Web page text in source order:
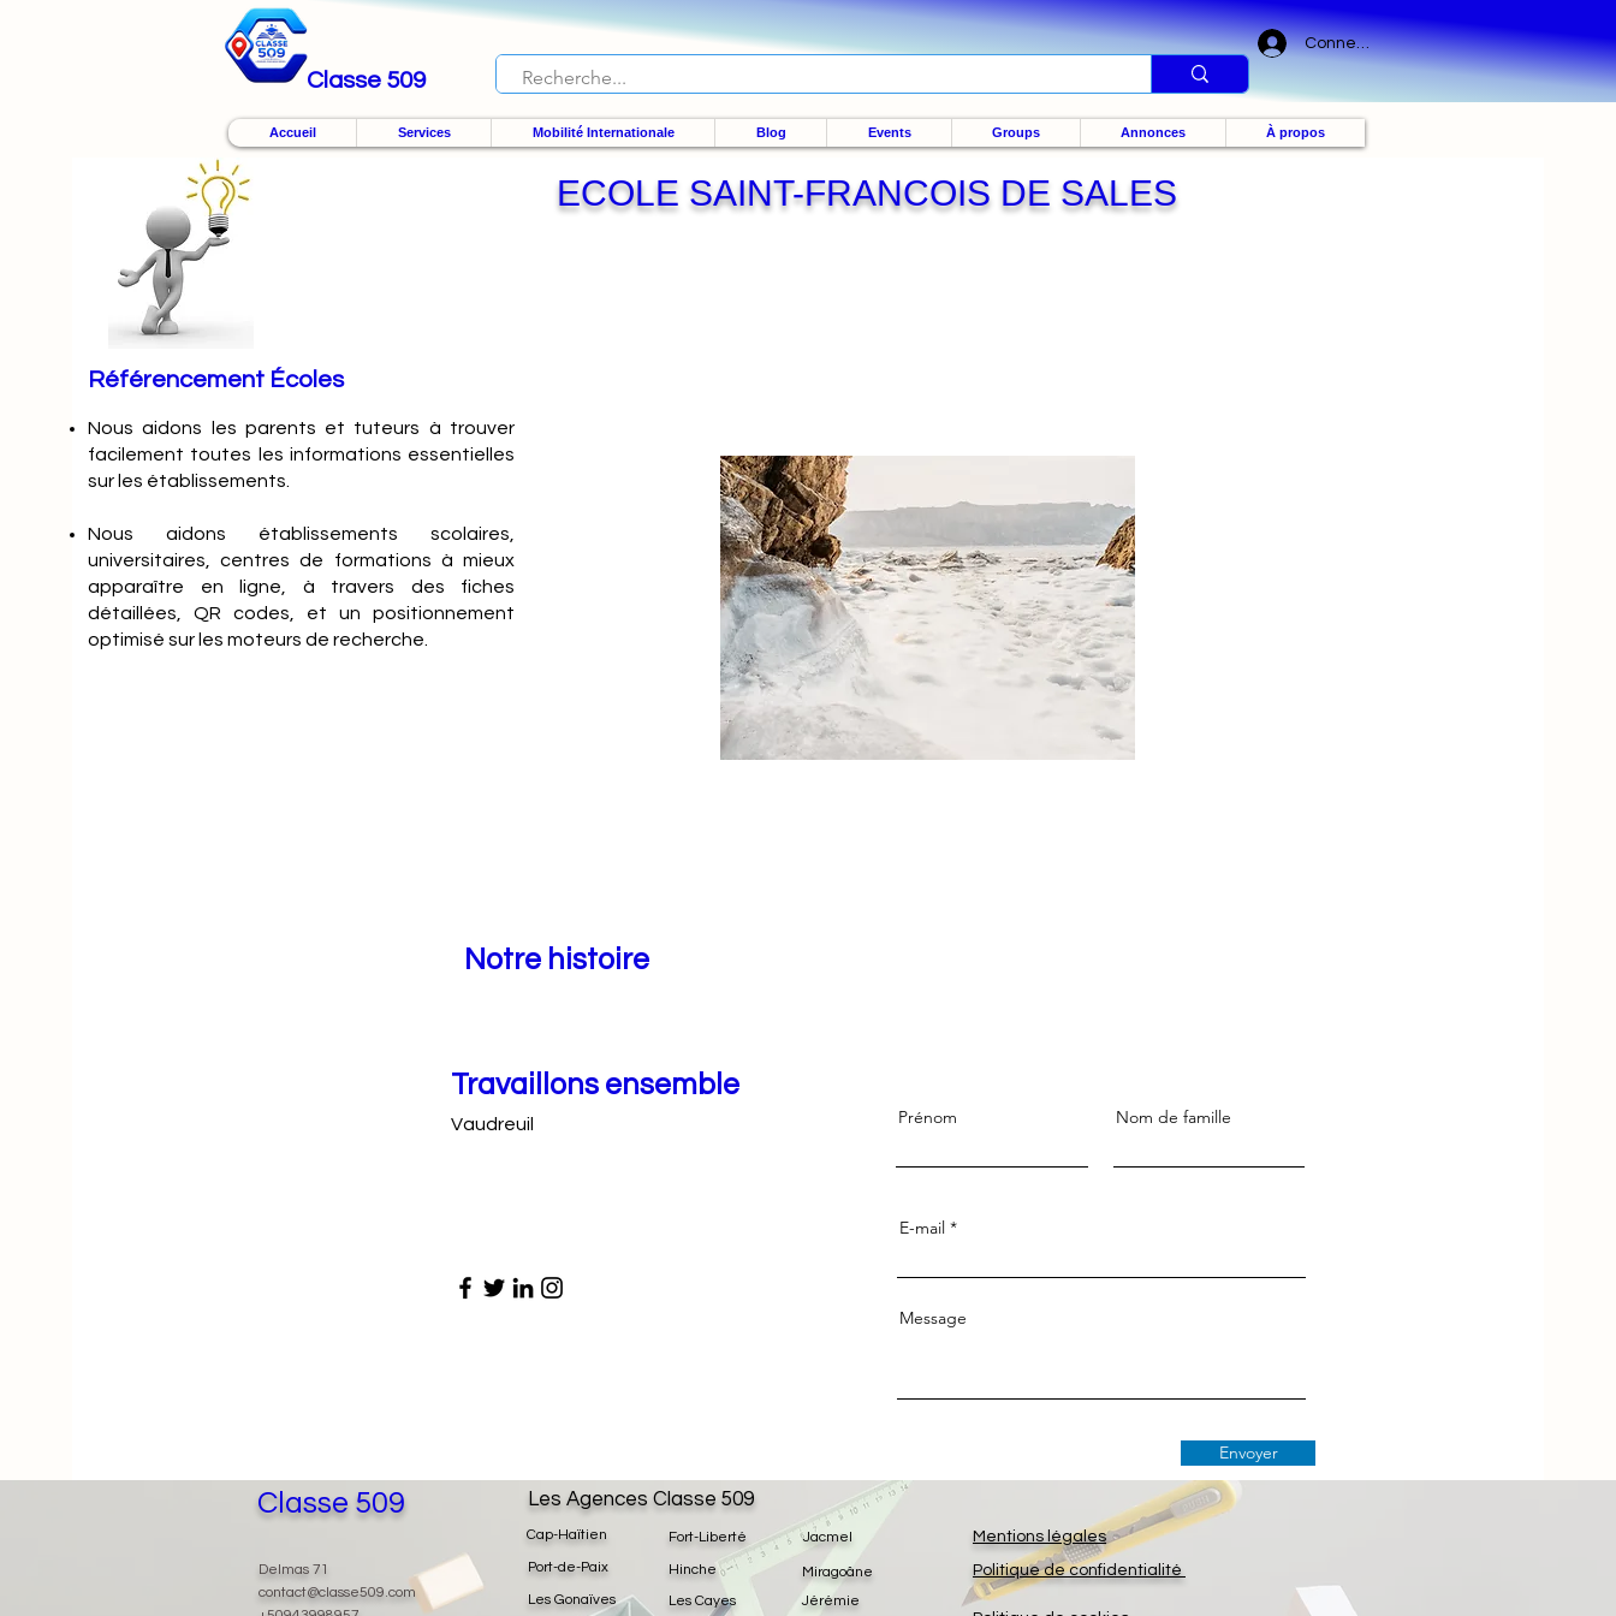
Classe 509
Connexion
Accueil Services Mobilité Internationale Blog Events Groups Annonces À propos
Référencement Écoles
Nousaidons les parents et tuteurs à trouver
facilement toutes les informations essentielles
sur les établissements.
Nous aidons établissements scolaires,
universitaires, centres de formations à mieux
apparaître en ligne, à travers des fiches
détaillées, QR codes, et un positionnement
optimisé sur les moteurs de recherche.
ECOLE SAINT-FRANCOIS DE SALES
Notre histoire
Travaillons ensemble
Vaudreuil Prénom Nom de famille
E-mail
Message
Envoyer
Classe 509
Delmas 71
contact@classe509.com
Fort-Liberté
Hinche
Les Cayes
Jacmel
Jérémie
Miragoâne
Les Agences Classe 509
Cap-Haïtien
Port-de-Paix
Les Gonaïves
Mentions légales
Politique de confidentialité